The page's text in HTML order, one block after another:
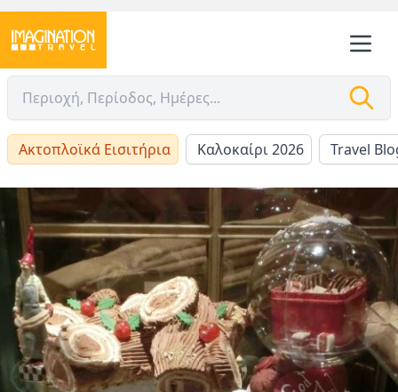
Ακτοπλοϊκά Εισιτήρια Καλοκαίρι 2026 Travel